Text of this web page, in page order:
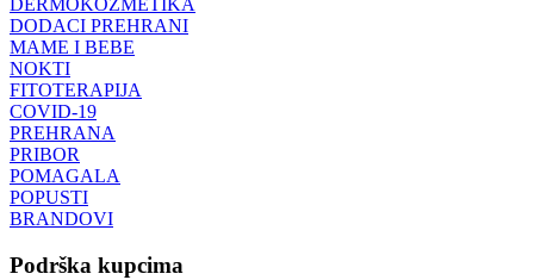
DERMOKOZMETIKA
DODACI PREHRANI
MAME I BEBE
NOKTI
FITOTERAPIJA
COVID-19
PREHRANA
PRIBOR
POMAGALA
POPUSTI
BRANDOVI
Podrška kupcima